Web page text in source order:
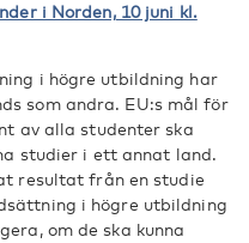
i Norden, 10 juni kl.
i högre utbildning har
som andra. EU:s mål för
av alla studenter ska
studier i ett annat land.
resultat från en studie
i högre utbildning
om de ska kunna